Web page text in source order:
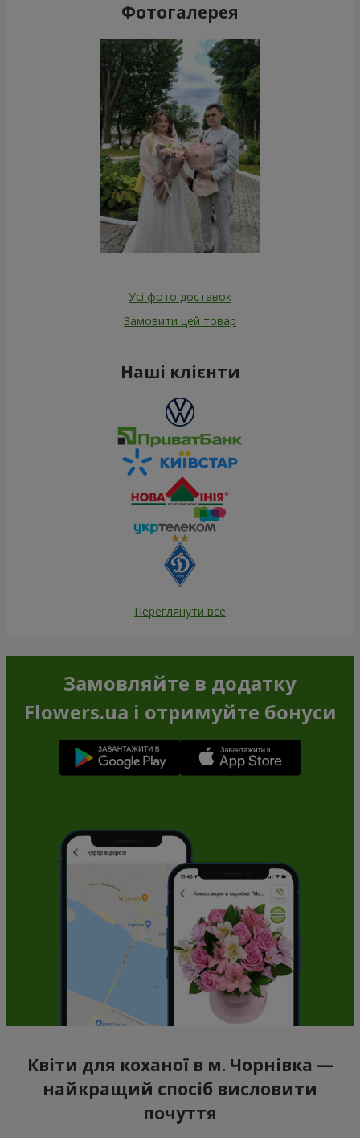
Фотогалерея
Усі фото доставок
Замовити цей товар
Наші клієнти
Переглянути все
Замовляйте в додатку
Flowers.ua і отримуйте бонуси
Квіти для коханої в м. Чорнівка —
найкращий спосіб висловити
почуття